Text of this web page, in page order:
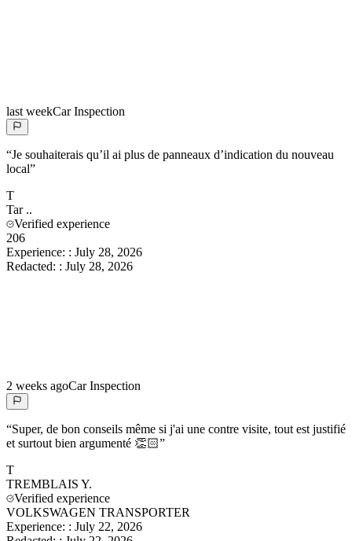
last weekCar Inspection
“Je souhaiterais qu’il ai plus de panneaux d’indication du nouveau
local”
T
Tar ..
Verified experience
206
Experience: : July 28, 2026
Redacted: : July 28, 2026
2 weeks agoCar Inspection
“Super, de bon conseils même si j'ai une contre visite, tout est justifié
et surtout bien argumenté 👏🏻”
T
TREMBLAIS Y.
Verified experience
VOLKSWAGEN TRANSPORTER
Experience: : July 22, 2026